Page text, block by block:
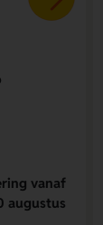
vanaf
augustus